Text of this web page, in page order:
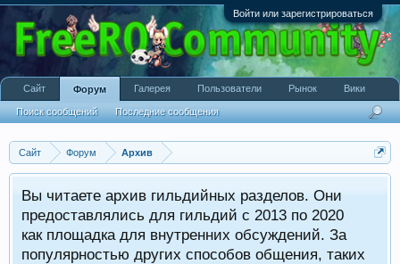
Войти или зарегистрироваться
Сайт Форум Архив
Вы читаете архив гильдийных разделов. Они
предоставлялись для гильдий с 2013 по 2020
как площадка для внутренних обсуждений. За
популярностью других способов общения, таких
Сайт Форум
Поиск сообщений Последние сообщения
Галерея Пользователи Рынок Вики